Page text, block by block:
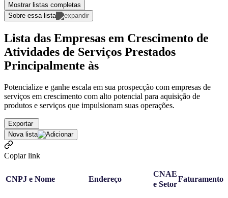
Mostrar listas completas
Sobre essa lista
Lista das Empresas em Crescimento de
Atividades de Serviços Prestados
Principalmente às
Potencialize e ganhe escala em sua prospecção com empresas de
serviços em crescimento com alto potencial para aquisição de
produtos e serviços que impulsionam suas operações.
Exportar
Nova lista
Copiar link
CNPJ e Nome Endereço
CNAE
e Setor
Faturamento